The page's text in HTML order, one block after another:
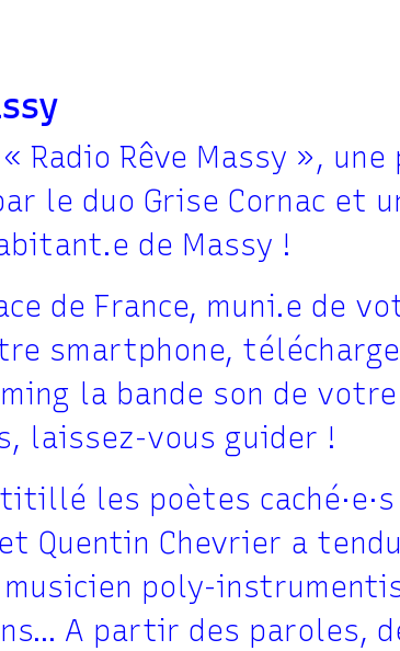
Radio Rêve Massy », une
le duo Grise Cornac et
de Massy !
de France, muni.e de
smartphone,
la bande son de
laissez-vous guider !
les poètes
Quentin Chevrier a
poly-
A partir des paroles,